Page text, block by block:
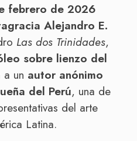
febrero de 2026
Alejandro E.
Las dos Trinidades,
sobre lienzo del
un autor anónimo
del Perú, una de
del arte
Latina.